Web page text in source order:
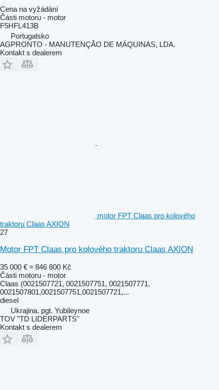
Cena na vyžádání
Části motoru - motor
F5HFL413B
Portugalsko
AGPRONTO - MANUTENÇÃO DE MÁQUINAS, LDA.
Kontakt s dealerem
motor FPT Claas pro kolového
traktoru Claas AXION
27
Motor FPT Claas pro kolového traktoru Claas AXION
35 000 € ≈ 846 800 Kč
Části motoru - motor
Claas (0021507721, 0021507751, 0021507771,
0021507801,0021507751,0021507721,...
diesel
Ukrajina, pgt. Yubileynoe
TOV "TD LIDERPARTS"
Kontakt s dealerem